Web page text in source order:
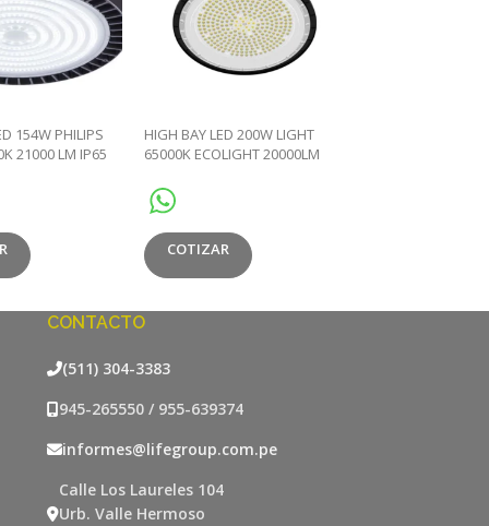
154W PHILIPS
21000 LM IP65
HIGH BAY LED 200W LIGHT
65000K ECOLIGHT 20000LM
COTIZAR
CONTACTO
(511) 304-3383
945-265550 / 955-639374
informes@lifegroup.com.pe
Calle Los Laureles 104
Urb. Valle Hermoso